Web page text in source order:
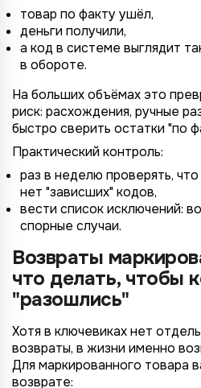
товар по факту ушёл,
деньги получили,
а код в системе выглядит
в обороте.
На больших объёмах это
риск: расхождения, ручные
быстро сверить остатки "по
Практический контроль:
раз в неделю проверять,
нет "зависших" кодов,
вести список исключений:
спорные случаи.
Возвраты
что делать, чтобы
"разошлись"
Хотя в ключевиках нет
возвраты, в жизни именно
Для маркированного товара
возврате:
Согласие на
Правила обработки
Отправить
https://your-
Назад
Wildberries
Ozon
YandexMarket
MegaMarket
Другие
Назад
Не указывать
1 организация
до 3 огранизаций
до 5 организаций
более 5
Назад
Не указывать
до 1 млн.
от 1 до 5 млн.
от 5 до 10 млн.
от 10 млн.
Назад